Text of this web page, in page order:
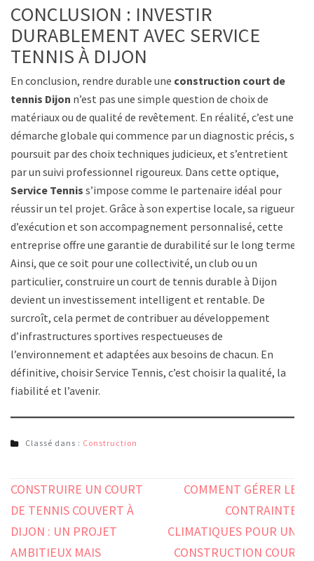
CONCLUSION : INVESTIR
DURABLEMENT AVEC SERVICE
TENNIS À DIJON
En conclusion, rendre durable une construction court de
tennis Dijon n’est pas une simple question de choix de
matériaux ou de qualité de revêtement. En réalité, c’est une
démarche globale qui commence par un diagnostic précis, se
poursuit par des choix techniques judicieux, et s’entretient
par un suivi professionnel rigoureux. Dans cette optique,
Service Tennis s’impose comme le partenaire idéal pour
réussir un tel projet. Grâce à son expertise locale, sa rigueur
d’exécution et son accompagnement personnalisé, cette
entreprise offre une garantie de durabilité sur le long terme.
Ainsi, que ce soit pour une collectivité, un club ou un
particulier, construire un court de tennis durable à Dijon
devient un investissement intelligent et rentable. De
surcroît, cela permet de contribuer au développement
d’infrastructures sportives respectueuses de
l’environnement et adaptées aux besoins de chacun. En
définitive, choisir Service Tennis, c’est choisir la qualité, la
fiabilité et l’avenir.
Classé dans : Construction
Navigation
de
l’article
CONSTRUIRE UN COURT
DE TENNIS COUVERT À
DIJON : UN PROJET
AMBITIEUX MAIS
COMMENT GÉRER LES
CONTRAINTES
CLIMATIQUES POUR UNE
CONSTRUCTION COURT